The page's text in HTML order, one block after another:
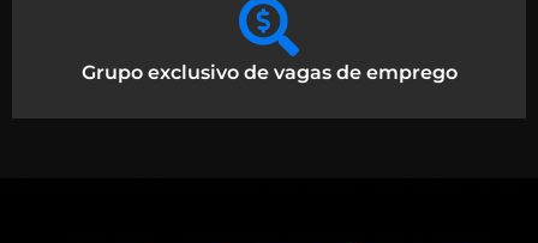
Grupo exclusivo de vagas de emprego